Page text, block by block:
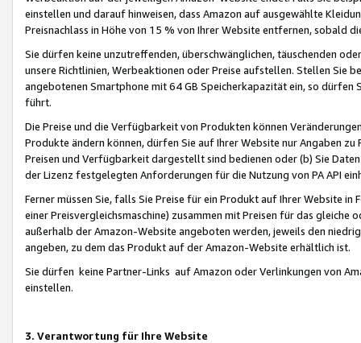
einstellen und darauf hinweisen, dass Amazon auf ausgewählte
Preisnachlass in Höhe von 15 % von Ihrer Website entfernen, sobald
Sie dürfen keine unzutreffenden, überschwänglichen, täuschenden
unsere Richtlinien, Werbeaktionen oder Preise aufstellen. Stellen Sie
angebotenen Smartphone mit 64 GB Speicherkapazität ein, so dürfen
führt.
Die Preise und die Verfügbarkeit von Produkten können
Produkte ändern können, dürfen Sie auf Ihrer Website nur Angaben
Preisen und Verfügbarkeit dargestellt sind bedienen oder (b) Sie
der Lizenz festgelegten Anforderungen für die Nutzung von PA API
Ferner müssen Sie, falls Sie Preise für ein Produkt auf Ihrer Website
einer Preisvergleichsmaschine) zusammen mit Preisen für das
außerhalb der Amazon-Website angeboten werden, jeweils den
angeben, zu dem das Produkt auf der Amazon-Website erhältlich ist.
Sie dürfen keine Partner-Links auf Amazon oder Verlinkungen von
einstellen.
3. Verantwortung für Ihre Website